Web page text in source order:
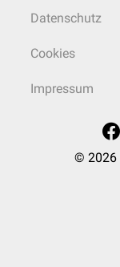
Datenschutz
Cookies
Impressum
© 2026